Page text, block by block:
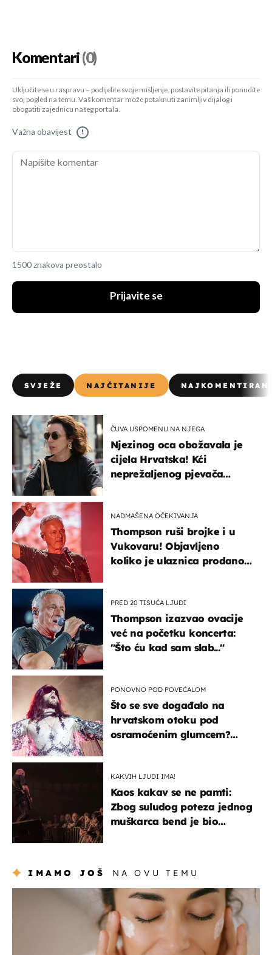
Komentari(0)
Uključite se u raspravu – podijelite svoje mišljenje, postavite pitanja ili ponudite
svoj pogled na temu. Vaš komentar može potaknuti zanimljiv dijalog i
obogatiti zajednicu našeg portala.
Važna obavijest !
1500 znakova preostalo
Prijavite se
SVJEŽE NAJČITANIJE
ČUVA USPOMENU NA NJEGA
Njezinog oca obožavala je
cijela Hrvatska! Kći
neprežaljenog pjevača
NADMAŠENA OČEKIVANJA
Thompson ruši brojke i u
Vukovaru! Objavljeno
koliko je ulaznica prodano
PRED 20 TISUĆA LJUDI
Thompson izazvao ovacije
već na početku koncerta:
"Što ću kad sam slab..."
PONOVNO POD POVEĆALOM
Što se sve događalo na
hrvatskom otoku pod
osramoćenim glumcem?
KAKVIH LJUDI IMA!
Kaos kakav se ne pamti:
Zbog suludog poteza jednog
muškarca bend je bio
IMAMO JOŠ NA OVU TEMU
moda & ljepota